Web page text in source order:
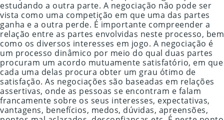
estudando a outra parte. A negociação não pode ser
vista como uma competição em que uma das partes
ganha e a outra perde. É importante compreender a
relação entre as partes envolvidas neste processo, bem
como os diversos interesses em jogo. A negociação é
um processo dinâmico por meio do qual duas partes
procuram um acordo mutuamente satisfatório, em que
cada uma delas procura obter um grau ótimo de
satisfação. As negociações são baseadas em relações
assertivas, onde as pessoas se encontram e falam
francamente sobre os seus interesses, expectativas,
vantagens, benefícios, medos, dúvidas, apreensões,